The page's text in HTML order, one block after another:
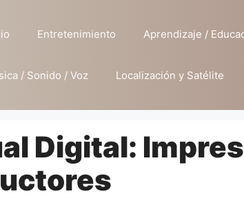
Entretenimiento Aprendizaje /
/ Sonido / Voz Localización y Satélite
Digital: